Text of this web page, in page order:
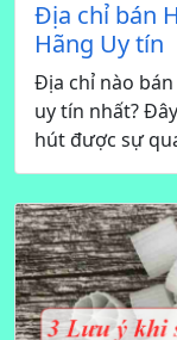
Địa chỉ bán
Hãng Uy tín
Địa chỉ nào
uy tín nhất?
hút được sự